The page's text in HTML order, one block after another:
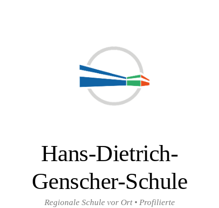
Hans-Dietrich-
Genscher-Schule
Regionale Schule vor Ort • Profilierte